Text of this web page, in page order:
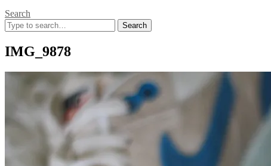
Search
Search
for:
IMG_9878